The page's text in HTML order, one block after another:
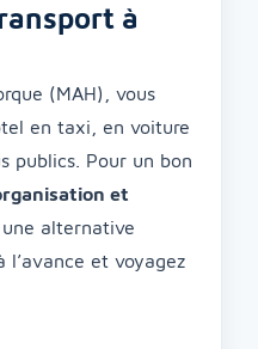
à
(MAH), vous
en taxi, en voiture
publics. Pour un bon
et
une alternative
l’avance et voyagez